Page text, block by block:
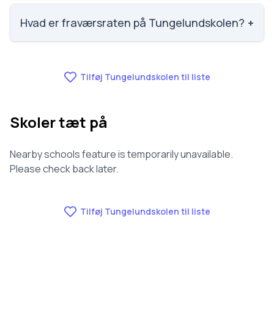
Faglig trivsel på Tungelundskolen er 3.5 ud af 5,
nummer 1085 ud af 3143 skoler. Scoren er baseret
Hvad er fraværsraten på Tungelundskolen? +
Tilføj Tungelundskolen til liste
Skoler tæt på
Nearby schools feature is temporarily unavailable.
Please check back later.
Tilføj Tungelundskolen til liste